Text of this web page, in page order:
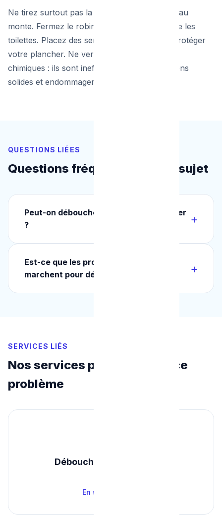
Ne tirez surtout pas la chasse d'eau si le niveau
monte. Fermez le robinet d'arrêt situé derrière les
toilettes. Placez des serpillières au sol pour protéger
votre plancher. Ne versez jamais de produits
chimiques : ils sont inefficaces sur les bouchons
solides et endommagent vos canalisations.
QUESTIONS LIÉES
Questions fréquentes sur ce sujet
Peut-on déboucher un WC sans plombier
?
Est-ce que les produits chimiques
marchent pour déboucher un WC ?
SERVICES LIÉS
Nos services pour résoudre ce
problème
Débouchage Canalisation
En savoir plus →